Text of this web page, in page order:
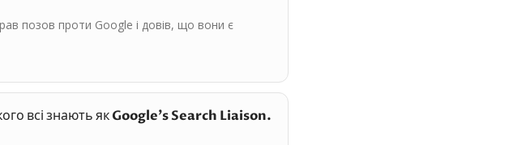
позов проти Google і довів, що вони є
всі знають як Google's Search Liaison.